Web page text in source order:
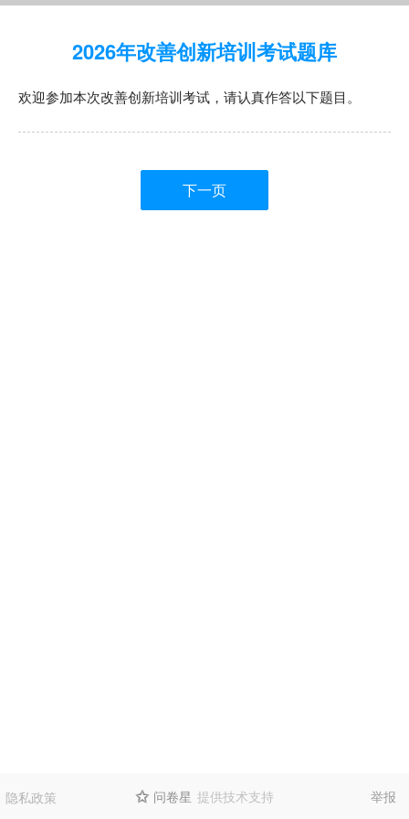
2026年改善创新培训考试题库
欢迎参加本次改善创新培训考试，请认真作答以下题目。
下一页
隐私政策  问卷星 提供技术支持 举报